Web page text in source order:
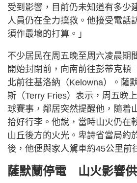
受到影響，目前仍未知道有多少
人員仍在全力撲救。他接受電話
須作最壞的打算。」
不少居民在周五晚至周六凌晨期
開始封閉前，向南前往彭蒂克頓
北前往基洛納（Kelowna）。薩
斯（Terry Fries）表示，周五晚
球賽事，鄰居突然提醒他，隨着
拾好行李。他說，當時山火仍在
山丘後方的火光。卑詩省當局約
後，他便與家人駕車約45公里前
薩默蘭停電 山火影響